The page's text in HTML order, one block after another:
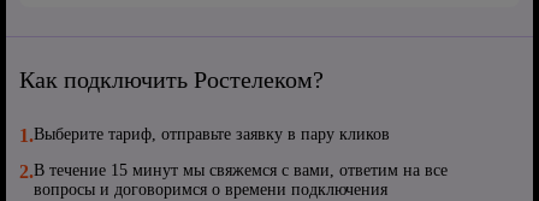
Как подключить Ростелеком?
1.Выберите тариф, отправьте заявку в пару кликов
2.В течение 15 минут мы свяжемся с вами, ответим на все
вопросы и договоримся о времени подключения